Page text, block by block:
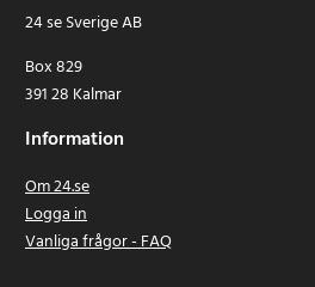
24 se Sverige AB
Box 829
391 28 Kalmar
Information
Om 24.se
Logga in
Vanliga frågor - FAQ